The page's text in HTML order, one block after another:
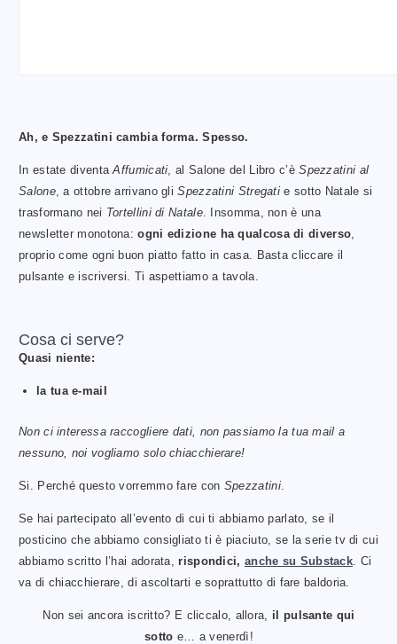
Ah, e Spezzatini cambia forma. Spesso.
In estate diventaAffumicati , al Salone del Libro c’èSpezzatini al
Salone, a ottobre arrivano gliSpezzatini Stregati e sotto Natale si
trasformano nei Tortellini di Natale. Insomma, non è una
newsletter monotona:ogni edizione ha qualcosa di diverso
proprio come ogni buon piatto fatto in casa. Basta cliccare il
pulsante e iscriversi. Ti aspettiamo a tavola.
Cosa ci serve?
Quasi niente:
la tua e-mail
Non ci interessa raccogliere dati, non passiamo la tua mail a
nessuno, noi vogliamo solo chiacchierare!
Si. Perché questo vorremmo fare con Spezzatini.
Se hai partecipato all’evento di cui ti abbiamo parlato, se il
posticino che abbiamo consigliato ti è piaciuto, se la serie tv di cui
abbiamo scritto l’hai adorata,rispondici, anche su Substack . Ci
va di chiacchierare, di ascoltarti e soprattutto di fare baldoria.
Non sei ancora iscritto? E cliccalo, allora, il
pulsante qui
sotto e… a venerdì!